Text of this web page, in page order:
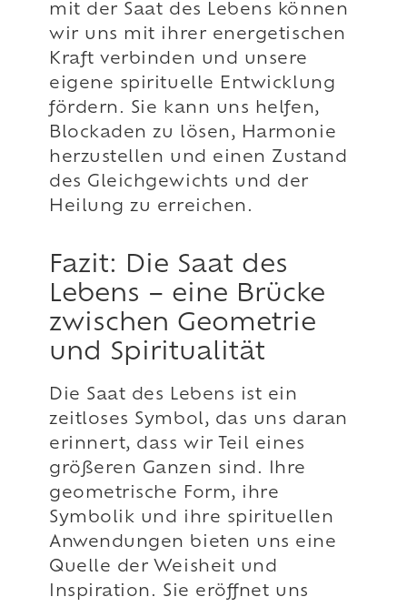
mit der Saat des Lebens können
wir uns mit ihrer energetischen
Kraft verbinden und unsere
eigene spirituelle Entwicklung
fördern. Sie kann uns helfen,
Blockaden zu lösen, Harmonie
herzustellen und einen Zustand
des Gleichgewichts und der
Heilung zu erreichen.
Fazit: Die Saat des
Lebens – eine Brücke
zwischen Geometrie
und Spiritualität
Die Saat des Lebens ist ein
zeitloses Symbol, das uns daran
erinnert, dass wir Teil eines
größeren Ganzen sind. Ihre
geometrische Form, ihre
Symbolik und ihre spirituellen
Anwendungen bieten uns eine
Quelle der Weisheit und
Inspiration. Sie eröffnet uns